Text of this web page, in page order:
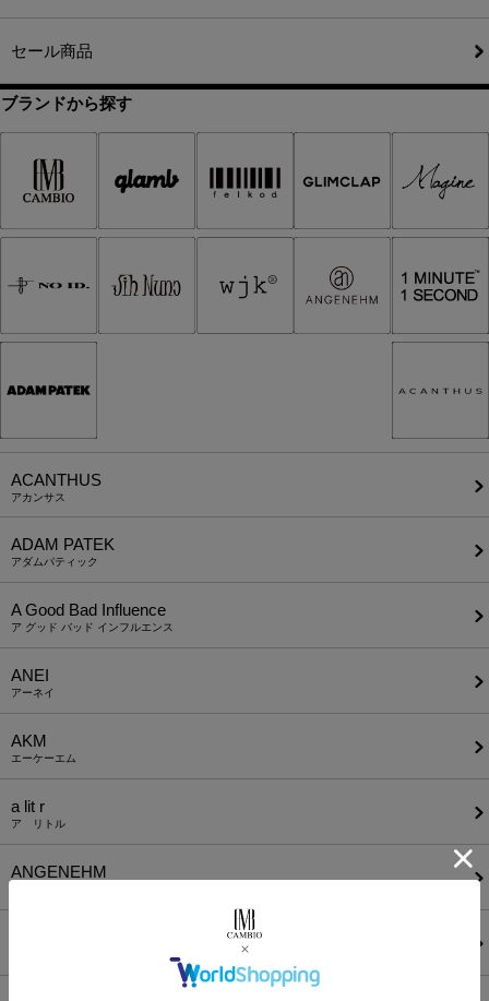
セール商品
ブランドから探す
ACANTHUS
アカンサス
ADAM PATEK
アダムパティック
A Good Bad Influence
ア グッド バッド インフルエンス
ANEI
アーネイ
AKM
エーケーエム
a lit r
ア リトル
ANGENEHM